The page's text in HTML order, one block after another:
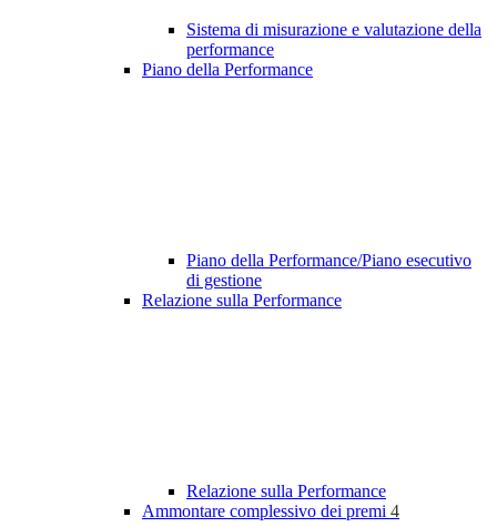
Sistema di misurazione e valutazione della
performance
Piano della Performance
Piano della Performance/Piano esecutivo
di gestione
Relazione sulla Performance
Relazione sulla Performance
Ammontare complessivo dei premi 4